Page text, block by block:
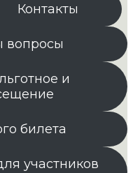
Контакты
вопросы
и
билета
участников